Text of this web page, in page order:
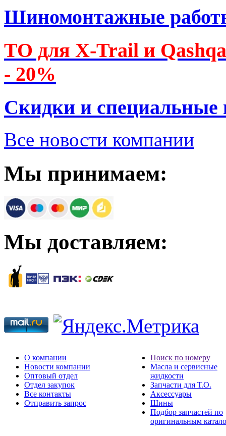
Шиномонтажные
ТО для X-Trail и
- 20%
Скидки и специальные
Все новости компании
Мы принимаем:
Мы доставляем:
О компании
Новости компании
Оптовый отдел
Отдел закупок
Все контакты
Отправить запрос
Поиск по номеру
Масла и сервисные
жидкости
Запчасти для Т.О.
Аксессуары
Шины
Подбор запчастей по
оригинальным